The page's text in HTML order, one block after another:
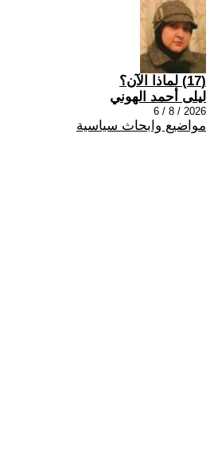
(17) لماذا الآن؟
ليلى أحمد الهوني
2026 / 8 / 6
مواضيع وابحاث سياسية